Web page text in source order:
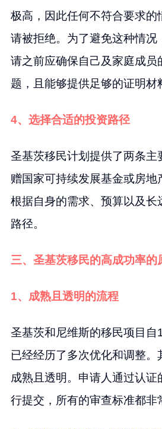
极高，因此任何不符合要求的
请被拒绝。为了避免这种情况
请之前应确保自己及家庭成员
题，且能够提供足够的证明材
4、选择合适的投资路径
圣基茨移民计划提供了两条主
赠国家可持续发展基金或房地
根据自身的需求、预算以及长
路径。
三、圣基茨移民的高成功率的
1、成熟且透明的流程
圣基茨和尼维斯的移民项目自
已经经历了多次优化和调整。
成熟且透明。申请人通过认证
行提交，所有的审查标准都非